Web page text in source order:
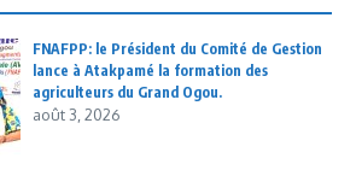
FNAFPP: le Président du Comité de Gestion
lance à Atakpamé la formation des
agriculteurs du Grand Ogou.
août 3, 2026